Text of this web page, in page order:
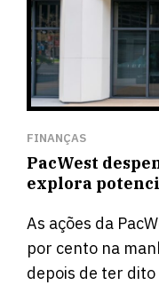
FINANÇAS
PacWest
explora
As ações da
por cento na
depois de ter